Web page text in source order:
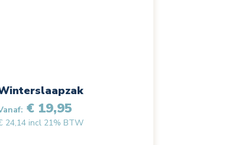
€ 19,95
24,14 incl 21% BTW